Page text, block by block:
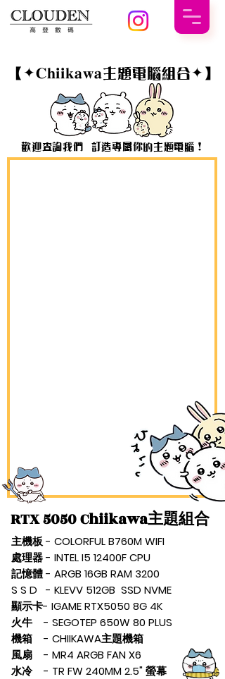
【✦Chiikawa主題電腦組合✦】
歡迎查詢我們 訂造專屬你的主題電腦！
RTX 5050 Chiikawa主題組合
主機板 - COLORFUL B760M WIFI
處理器 - INTEL I5 12400F CPU
記憶體 - ARGB 16GB RAM 3200
S S D - KLEVV 512GB SSD NVME
顯示卡- IGAME RTX5050 8G 4K
火牛 - SEGOTEP 650W 80 PLUS
機箱 - CHIIKAWA主題機箱
風扇 - MR4 ARGB FAN X6
水冷 - TR FW 240MM 2.5" 螢幕